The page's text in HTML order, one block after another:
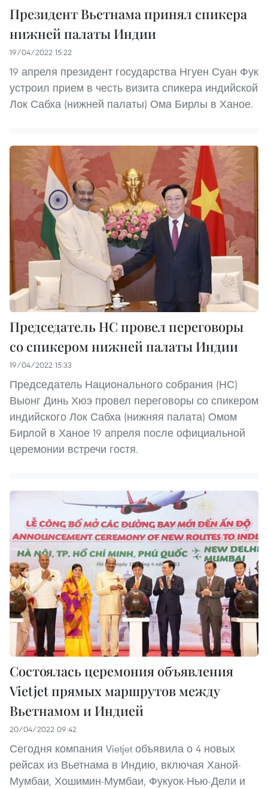
Президент Вьетнама принял спикера
нижней палаты Индии
19/04/2022 15:22
19 апреля президент государства Нгуен Суан Фук
устроил прием в честь визита спикера индийской
Лок Сабха (нижней палаты) Ома Бирлы в Ханое.
Председатель НС провел переговоры
со спикером нижней палаты Индии
19/04/2022 15:33
Председатель Национального собрания (НС)
Выонг Динь Хюэ провел переговоры со спикером
индийского Лок Сабха (нижняя палата) Омом
Бирлой в Ханое 19 апреля после официальной
церемонии встречи гостя.
Cостоялась церемония объявления
Vietjet прямых маршрутов между
Вьетнамом и Индией
20/04/2022 09:42
Сегодня компания Vietjet объявила о 4 новых
рейсах из Вьетнама в Индию, включая Ханой-
Мумбаи, Хошимин-Мумбаи, Фукуок-Нью-Дели и